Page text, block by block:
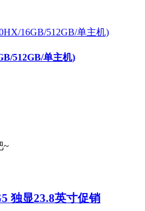
512GB/单主机)
~
独显23.8英寸促销